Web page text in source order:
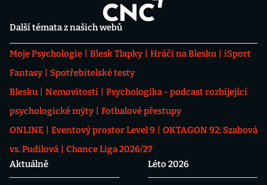
Další témata z našich webů
Moje Psychologie Blesk Tlapky Hráči na Blesku
iSport
Fantasy
Spotřebitelské testy
Blesku
Nemovitosti
Psychologika - podcast rozbíjející
psychologické mýty
Fotbalové přestupy
ONLINE
Eventový prostor Level 9
OKTAGON 92: Szabová
vs. Pudilová
Chance Liga 2026/27
Aktuálně
Léto 2026